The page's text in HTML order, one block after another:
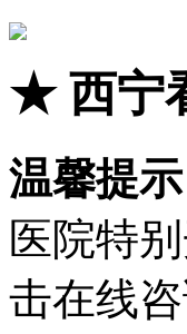
★西宁
温馨提示
医院特
击在线